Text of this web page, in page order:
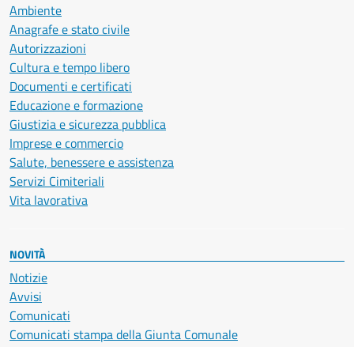
Ambiente
Anagrafe e stato civile
Autorizzazioni
Cultura e tempo libero
Documenti e certificati
Educazione e formazione
Giustizia e sicurezza pubblica
Imprese e commercio
Salute, benessere e assistenza
Servizi Cimiteriali
Vita lavorativa
NOVITÀ
Notizie
Avvisi
Comunicati
Comunicati stampa della Giunta Comunale